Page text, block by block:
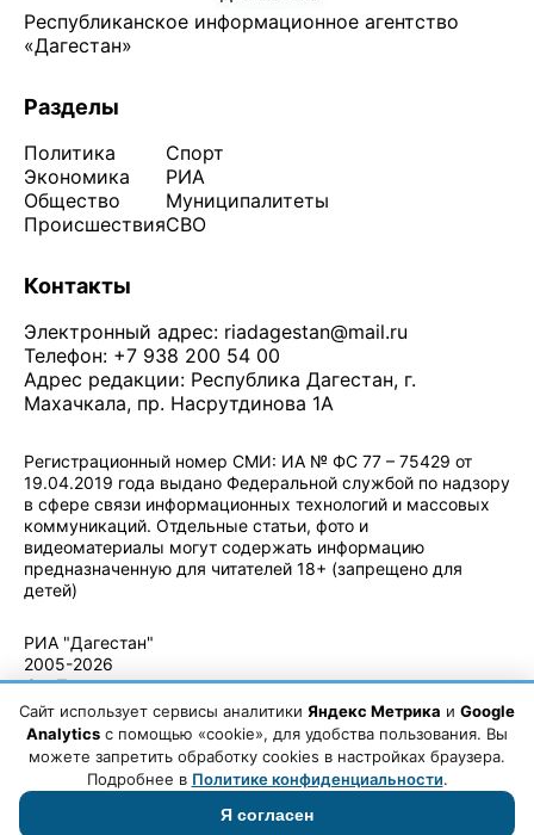
Республиканское информационное агентство
«Дагестан»
Разделы
Политика
Экономика
Общество
Происшествия
Спорт
РИА
Муниципалитеты
СВО
Контакты
Электронный адрес: riadagestan@mail.ru
Телефон: +7 938 200 54 00
Адрес редакции: Республика Дагестан, г.
Махачкала, пр. Насрутдинова 1А
Регистрационный номер СМИ: ИА № ФС 77 – 75429 от
19.04.2019 года выдано Федеральной службой по надзору
в сфере связи информационных технологий и массовых
коммуникаций. Отдельные статьи, фото и
видеоматериалы могут содержать информацию
предназначенную для читателей 18+ (запрещено для
детей)
РИА "Дагестан"
2005-2026
© - Правила
использования
материалов.
Авторские
Сайт использует сервисы аналитики Яндекс Метрика и Google
Analytics с помощью «cookie», для удобства пользования. Вы
можете запретить обработку cookies в настройках браузера.
Подробнее в Политике конфиденциальности.
Я согласен